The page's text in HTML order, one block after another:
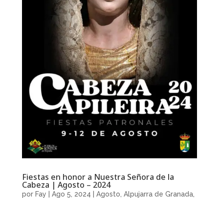
Fiestas en honor a Nuestra Señora de la
Cabeza | Agosto – 2024
por Fay Ago 5, 2024 Agosto Alpujarra de Granada,